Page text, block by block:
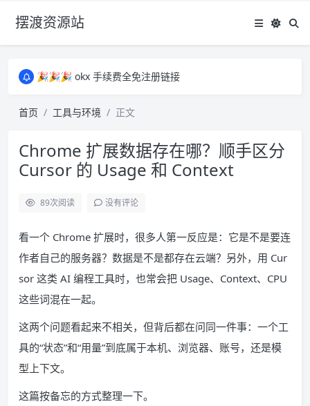
摆渡资源站
🎉🎉🎉 okx 手续费全免注册链接
所有资源均为免费网盘资源，资源失效请备注留言，感谢！
🎉🎉🎉 okx 手续费全免注册链接
首页 工具与环境 正文
Chrome 扩展数据存在哪？顺手区分
Cursor 的 Usage 和 Context
89次阅读 没有评论
看一个 Chrome 扩展时，很多人第一反应是：它是不是要连
作者自己的服务器？数据是不是都存在云端？另外，用 Cur
sor 这类 AI 编程工具时，也常会把 Usage、Context、CPU
这些词混在一起。
这两个问题看起来不相关，但背后都在问同一件事：一个工
具的“状态”和“用量”到底属于本机、浏览器、账号，还是模
型上下文。
这篇按备忘的方式整理一下。